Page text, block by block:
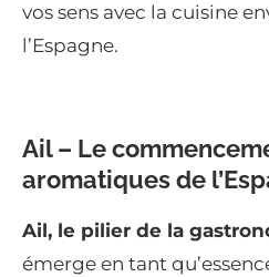
vos sens avec la cuisine
l’Espagne.
Ail – Le
aromatiques de
Ail, le pilier de la
émerge en tant